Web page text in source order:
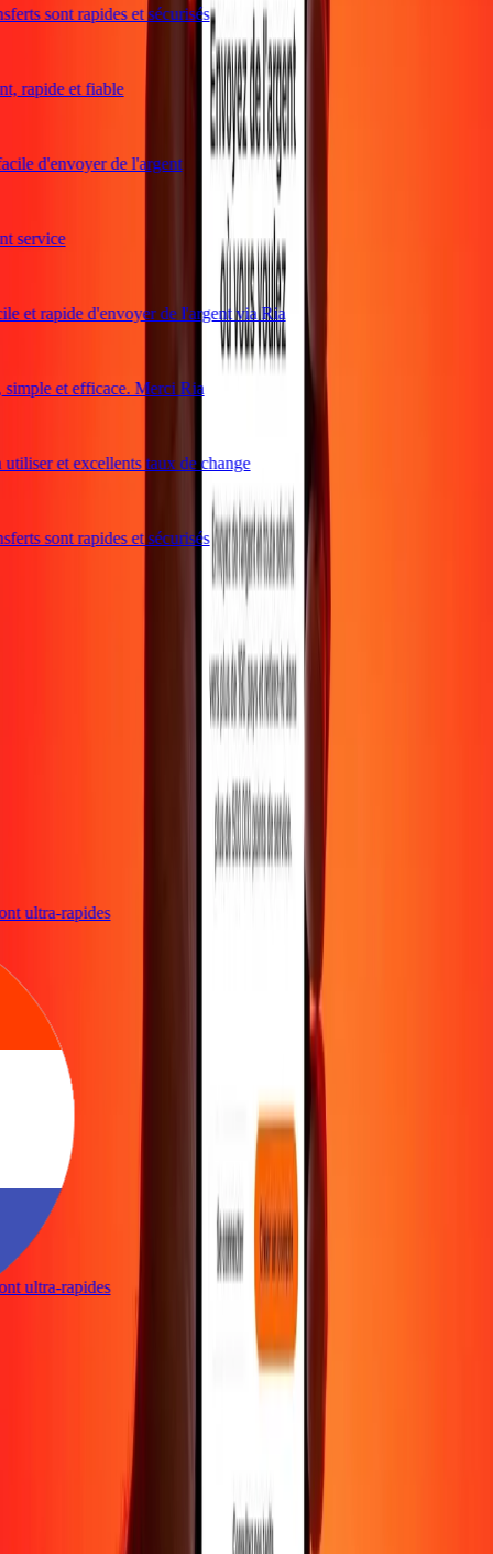
sont rapides et sécurisés
rapide et fiable
d'envoyer de l'argent
service
et rapide d'envoyer de l'argent via Ria
et efficace. Merci Ria
et excellents taux de change
sont rapides et sécurisés
ultra-rapides
ultra-rapides